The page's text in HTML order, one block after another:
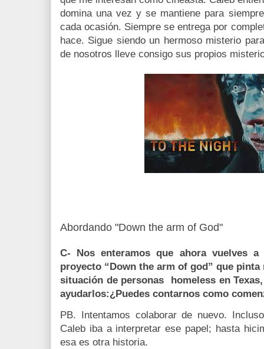
domina una vez y se mantiene para
cada ocasión. Siempre se entrega por
hace. Sigue siendo un hermoso misterio
de nosotros lleve consigo sus propios
Abordando "Down the arm of God"
C- Nos enteramos que ahora vuelves
proyecto “Down the arm of god” que
situación de personas homeless en
ayudarlos:¿Puedes contarnos como
PB. Intentamos colaborar de nuevo.
Caleb iba a interpretar ese papel; hasta
esa es otra historia.